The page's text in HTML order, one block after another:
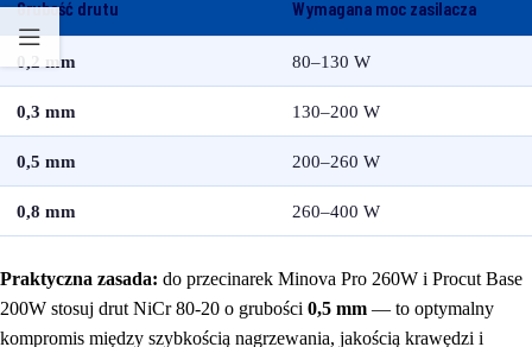
Grubość drutu Wymagana moc zasilacza
0,2 mm 80–130 W
0,3 mm 130–200 W
0,5 mm 200–260 W
0,8 mm 260–400 W
Praktyczna zasada: do przecinarek Minova Pro 260W i Procut Base
200W stosuj drut NiCr 80-20 o grubości 0,5 mm — to optymalny
kompromis między szybkością nagrzewania, jakością krawędzi i